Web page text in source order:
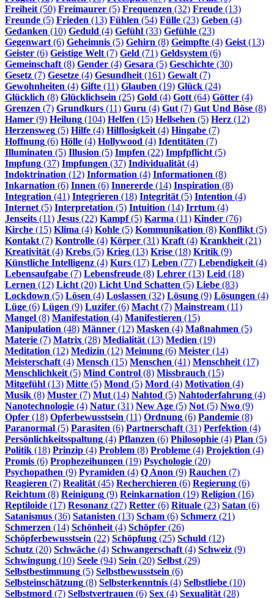
Freiheit (50) Freimaurer (5) Frequenzen (32) Freude (13)
Freunde (5) Frieden (13) Fühlen (54) Fülle (23) Geben (4)
Gedanken (10) Geduld (4) Gefühl (33) Gefühle (23)
Gegenwart (6) Geheimnis (5) Gehirn (8) Geimpfte (4) Geist (13)
Geister (6) Geistige Welt (7) Geld (71) Geldsystem (6)
Gemeinschaft (8) Gender (4) Gesara (5) Geschichte (30)
Gesetz (7) Gesetze (4) Gesundheit (161) Gewalt (7)
Gewohnheiten (4) Gifte (11) Glauben (19) Glück (24)
Glücklich (8) Glücklichsein (25) Gold (4) Gott (64) Götter (4)
Grenzen (7) Grundkurs (11) Guru (4) Gut (7) Gut Und Böse (8)
Hamer (9) Heilung (104) Helfen (15) Hellsehen (5) Herz (12)
Herzensweg (5) Hilfe (4) Hilflosigkeit (4) Hingabe (7)
Hoffnung (6) Hölle (4) Hollywood (4) Identitäten (7)
Illuminaten (5) Illusion (5) Impfen (22) Impfpflicht (5)
Impfung (37) Impfungen (37) Individualität (4)
Indoktrination (12) Information (4) Informationen (8)
Inkarnation (6) Innen (6) Innererde (14) Inspiration (8)
Integration (41) Integrieren (18) Integrität (5) Intention (4)
Internet (5) Interpretation (5) Intuition (14) Irrtum (4)
Jenseits (11) Jesus (22) Kampf(5) Karma (11) Kinder (76)
Kirche (15) Klima (4) Kohle (5) Kommunikation (8) Konflikt (5)
Kontakt (7) Kontrolle (4) Körper (31) Kraft (4) Krankheit (21)
Kreativität (4) Krebs (5) Krieg (13) Krise (18) Kritik (9)
Künstliche Intelligenz (4) Kurs (17) Leben (77) Lebendigkeit (4)
Lebensaufgabe (7) Lebensfreude (8) Lehrer (13) Leid (18)
Lernen (12) Licht (20) Licht Und Schatten (5) Liebe (83)
Lockdown (5) Lösen (4) Loslassen (32) Lösung (9) Lösungen (4)
Lüge (6) Lügen (9) Luzifer (6) Macht (7) Mainstream (11)
Mangel (8) Manifestation (4) Manifestieren (15)
Manipulation (48) Männer (12) Masken (4) Maßnahmen (5)
Materie (7) Matrix (28) Medialität (13) Medien (19)
Meditation (12) Medizin (12) Meinung (6) Meister (14)
Meisterschaft (4) Mensch (15) Menschen (41) Menschheit (17)
Menschlichkeit (5) Mind Control (8) Missbrauch (15)
Mitgefühl (13) Mitte (5) Mond (5) Mord (4) Motivation (4)
Musik (8) Muster (7) Mut (14) Nahtod (5) Nahtoderfahrung (4)
Nanotechnologie (4) Natur (31) New Age (5) Not (5) Nwo (9)
Opfer (18) Opferbewusstsein (11) Ordnung (6) Pandemie (8)
Paranormal (5) Parasiten (6) Partnerschaft (31) Perfektion (4)
Persönlichkeitsspaltung (4) Pflanzen (6) Philosophie (4) Plan (5)
Politik (18) Prinzip (4) Problem (8) Probleme (4) Projektion (4)
Promis (6) Prophezeihungen (19) Psychologie (20)
Psychopathen (9) Pyramiden (4) Q Anon (9) Rauchen (7)
Reagieren (7) Realität (45) Recherchieren (6) Regierung (6)
Reichtum (8) Reinigung (9) Reinkarnation (19) Religion (16)
Reptiloide (17) Resonanz (27) Retter (6) Rituale (23) Satan (6)
Satanismus (36) Satanisten (13) Scham (6) Schmerz (21)
Schmerzen (14) Schönheit (4) Schöpfer (26)
Schöpferbewusstsein (22) Schöpfung (25) Schuld (12)
Schutz (20) Schwäche (4) Schwangerschaft (4) Schweiz (9)
Schwingung (10) Seele (94) Sein (20) Selbst (29)
Selbstbestimmung (5) Selbstbewusstsein (6)
Selbsteinschätzung (8) Selbsterkenntnis (4) Selbstliebe (10)
Selbstmord (7) Selbstvertrauen (6) Sex (4) Sexualität (28)